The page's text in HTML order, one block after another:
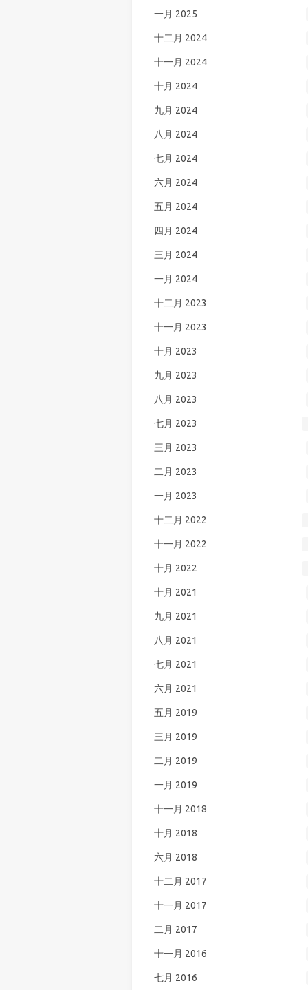
一月 2025
十二月 2024
十一月 2024
十月 2024
九月 2024
八月 2024
七月 2024
六月 2024
五月 2024
四月 2024
三月 2024
一月 2024
十二月 2023
十一月 2023
十月 2023
九月 2023
八月 2023
七月 2023
三月 2023
二月 2023
一月 2023
十二月 2022
十一月 2022
十月 2022
十月 2021
九月 2021
八月 2021
七月 2021
六月 2021
五月 2019
三月 2019
二月 2019
一月 2019
十一月 2018
十月 2018
六月 2018
十二月 2017
十一月 2017
二月 2017
十一月 2016
七月 2016